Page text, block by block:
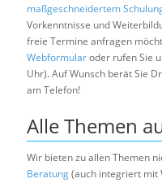
maßgeschneidertem
Vorkenntnisse und
freie Termine anfragen
Webformularoder rufen Sie
Uhr). Auf Wunsch berät Sie
am Telefon!
Alle Themen
Wir bieten zu allen Themen
Beratung(auch integriert mit